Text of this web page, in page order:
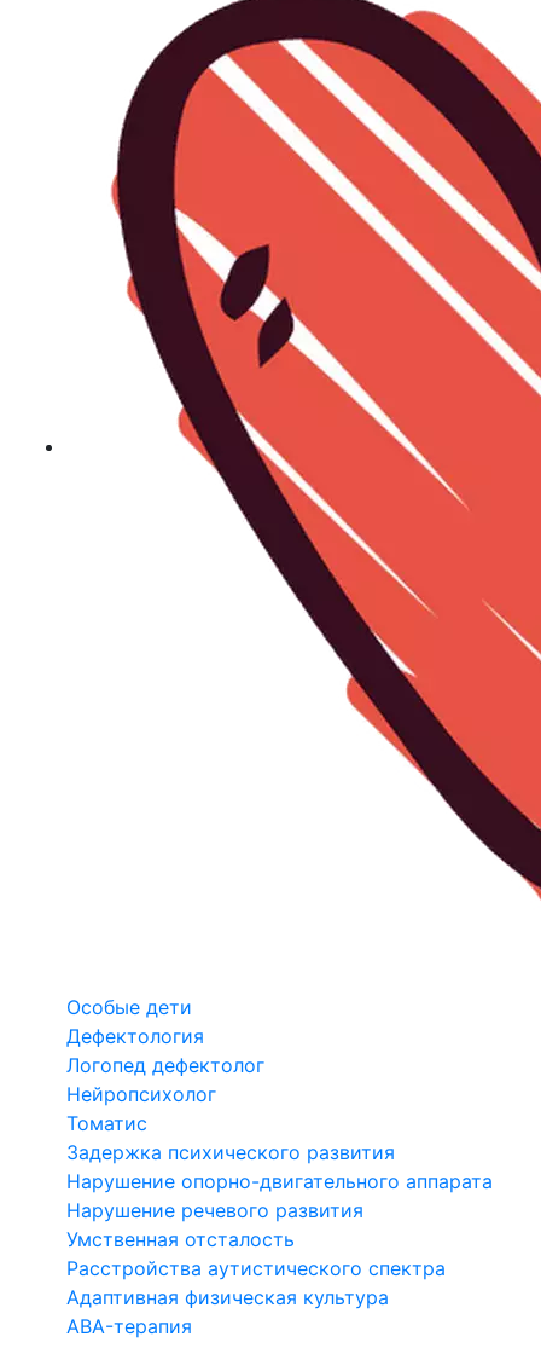
Особые дети
Дефектология
Логопед дефектолог
Нейропсихолог
Томатис
Задержка психического развития
Нарушение опорно-двигательного аппарата
Нарушение речевого развития
Умственная отсталость
Расстройства аутистического спектра
Адаптивная физическая культура
ABA-терапия